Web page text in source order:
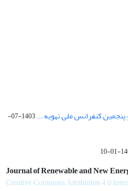
کنفرانس ملی تهویه ...
1403-07-
Journal of Renewable and New
Creative Commons Attribution 4.0